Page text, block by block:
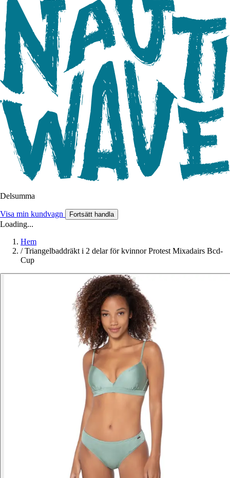
Delsumma
Visa min kundvagn Fortsätt handla
Loading...
Hem
/ Triangelbaddräkt i 2 delar för kvinnor Protest Mixadairs Bcd-
Cup